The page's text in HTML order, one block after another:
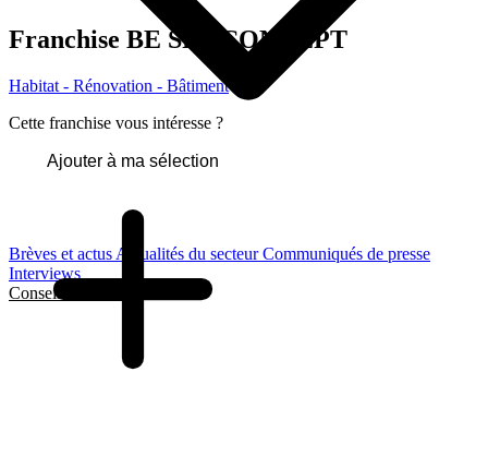
Brèves et actus Actualités du secteurCommuniqués de presse
Interviews
Conseils et Guides
Franchise BE SPA CONCEPT
Habitat - Rénovation - Bâtiment
Cette franchise vous intéresse ?
Ajouter à ma sélection